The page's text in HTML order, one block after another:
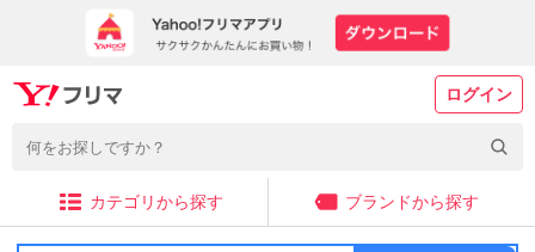
ログイン
カテゴリから探す ブランドから探す